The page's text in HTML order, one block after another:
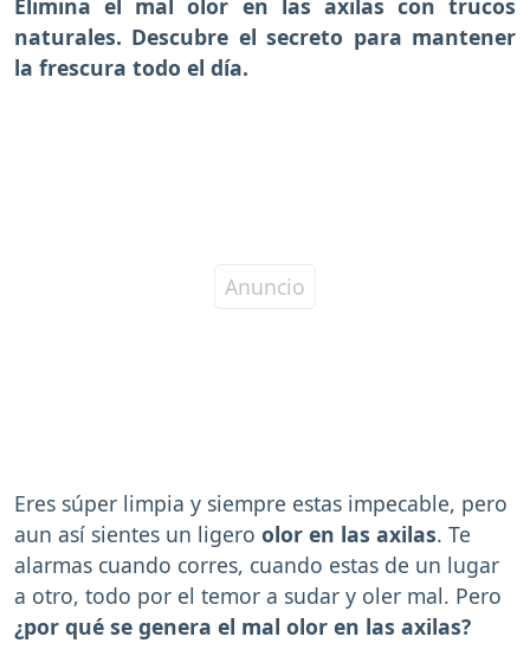
Elimina el mal olor en las axilas con trucos
naturales. Descubre el secreto para mantener
la frescura todo el día.
Eres súper limpia y siempre estas impecable, pero
aun así sientes un ligero olor en las axilas. Te
alarmas cuando corres, cuando estas de un lugar
a otro, todo por el temor a sudar y oler mal. Pero
¿por qué se genera el mal olor en las axilas?